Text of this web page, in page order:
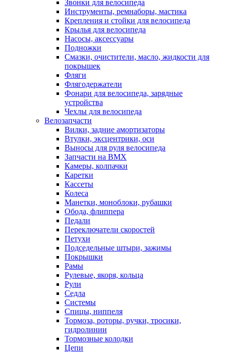
Звонки для велосипеда
Инструменты, ремнаборы, мастика
Крепления и стойки для велосипеда
Крылья для велосипеда
Насосы, аксессуары
Подножки
Смазки, очистители, масло, жидкости для
покрышек
Фляги
Флягодержатели
Фонари для велосипеда, зарядные
устройства
Чехлы для велосипеда
Велозапчасти
Вилки, задние амортизаторы
Втулки, эксцентрики, оси
Выносы для руля велосипеда
Запчасти на BMX
Камеры, колпачки
Каретки
Кассеты
Колеса
Манетки, моноблоки, рубашки
Обода, флиппера
Педали
Переключатели скоростей
Петухи
Подседельные штыри, зажимы
Покрышки
Рамы
Рулевые, якоря, кольца
Рули
Седла
Системы
Спицы, ниппеля
Тормоза, роторы, ручки, тросики,
гидролинии
Тормозные колодки
Цепи